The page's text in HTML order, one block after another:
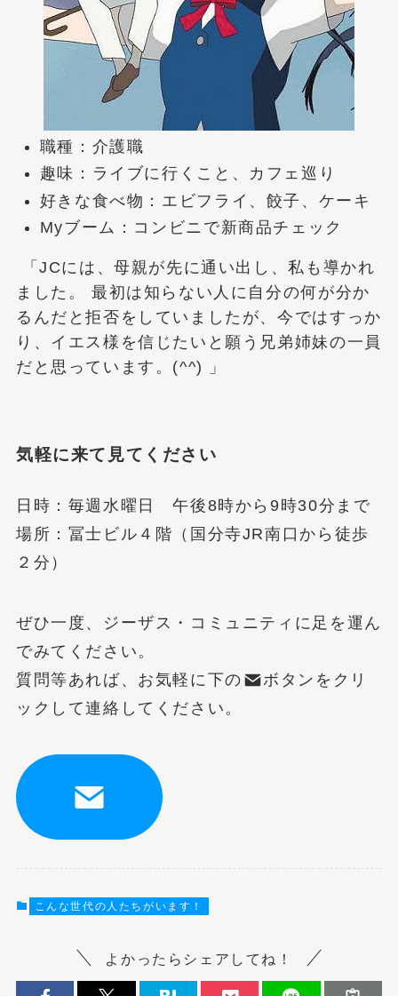
職種：介護職
趣味：ライブに行くこと、カフェ巡り
好きな食べ物：エビフライ、餃子、ケーキ
Myブーム：コンビニで新商品チェック
「JCには、母親が先に通い出し、私も導かれ
ました。 最初は知らない人に自分の何が分か
るんだと拒否をしていましたが、今ではすっか
り、イエス様を信じたいと願う兄弟姉妹の一員
だと思っています。(^^) 」
気軽に来て見てください
日時：毎週水曜日 午後8時から9時30分まで
場所：冨士ビル４階（国分寺JR南口から徒歩
２分）
ぜひ一度、ジーザス・コミュニティに足を運ん
でみてください。
質問等あれば、お気軽に下の
ボタンをクリ
ックして連絡してください。
こんな世代の人たちがいます！
よかったらシェアしてね！